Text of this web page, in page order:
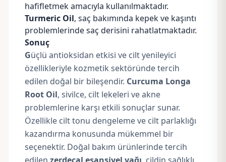
hafifletmek amacıyla kullanılmaktadır.
Turmeric Oil, saç bakımında kepek ve kaşıntı
problemlerinde saç derisini rahatlatmaktadır.
Sonuç
Güçlü antioksidan etkisi ve cilt yenileyici
özellikleriyle kozmetik sektöründe tercih
edilen doğal bir bileşendir. Curcuma Longa
Root Oil, sivilce, cilt lekeleri ve akne
problemlerine karşı etkili sonuçlar sunar.
Özellikle cilt tonu dengeleme ve cilt parlaklığı
kazandırma konusunda mükemmel bir
seçenektir. Doğal bakım ürünlerinde tercih